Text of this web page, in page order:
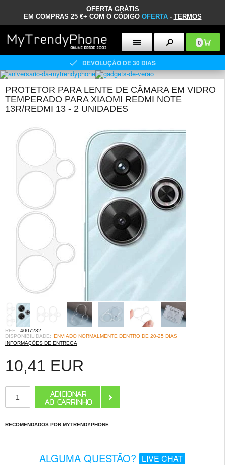
OFERTA GRÁTIS
EM COMPRAS 25 €+ COM O CÓDIGO OFERTA- TERMOS
0
DEVOLUÇÃO DE 30 DIAS
PROTETOR PARA LENTE DE CÂMARA EM VIDRO
TEMPERADO PARA XIAOMI REDMI NOTE
13R/REDMI 13 - 2 UNIDADES
REF.: 4007232
DISPONIBILIDADE: ENVIADO NORMALMENTE DENTRO DE 20-25 DIAS
INFORMAÇÕES DE ENTREGA
10,41 EUR
RECOMENDADOS POR MYTRENDYPHONE
ALGUMA QUESTÃO? LIVE CHAT